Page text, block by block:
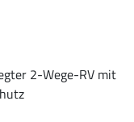
2-Wege-RV mit